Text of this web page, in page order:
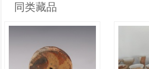
同类藏品